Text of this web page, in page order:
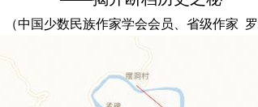
（中国少数民族作家学会会员、省级作家